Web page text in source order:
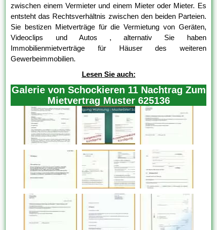
zwischen einem Vermieter und einem Mieter oder Mieter. Es
entsteht das Rechtsverhältnis zwischen den beiden Parteien.
Sie bestizen Mietverträge für die Vermietung von Geräten,
Videoclips und Autos , alternativ Sie haben
Immobilienmietverträge für Häuser des weiteren
Gewerbeimmobilien.
Lesen Sie auch:
Galerie von Schockieren 11 Nachtrag Zum
Mietvertrag Muster 625136